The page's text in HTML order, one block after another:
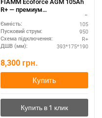
FIAMM Ecoforce AGM 105Ah
R+ — премиум
автоаккумулятор с гарантией
Ємність: 105
Пусковий струм: 950
Схема підключення: R+
ДШВ (мм): 393*175*190
8,300 грн.
Купить